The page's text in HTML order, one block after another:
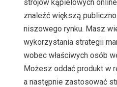
strojów kąpielowych
znaleźć większą
niszowego rynku. Masz
wykorzystania strategii
wobec właściwych osób
Możesz oddać produkt w
a następnie zastosować